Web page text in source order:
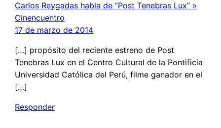
Carlos Reygadas habla de “Post Tenebras Lux” »
Cinencuentro
17 de marzo de 2014
[…] propósito del reciente estreno de Post
Tenebras Lux en el Centro Cultural de la Pontificia
Universidad Católica del Perú, filme ganador en el
[…]
Responder